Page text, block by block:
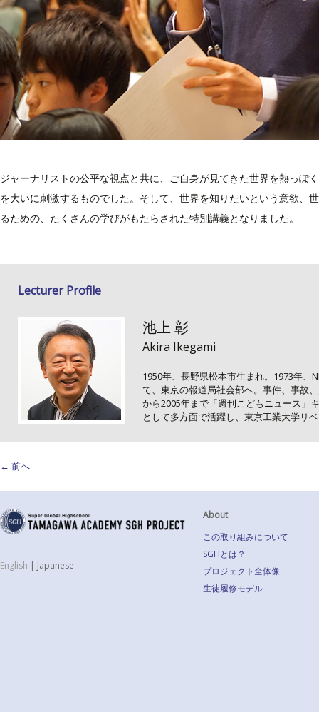
ジャーナリストの公平な視点と共に、ご自身が見てきた世界を熱っぽ
を大いに刺激するものでした。そして、世界を知りたいという意欲、
るための、たくさんの学びがもたらされた特別講義となりました。
Lecturer Profile
池上 彰
Akira Ikegami
1950年、長野県松本市生まれ。1973年、
て、東京の報道局社会部へ。事件、事故
から2005年まで「週刊こどもニュース」
として多方面で活躍し、東京工業大学リ
← 前へ
English | Japanese
About
この取り組みについて
SGHとは？
プロジェクト全体像
生徒履修モデル